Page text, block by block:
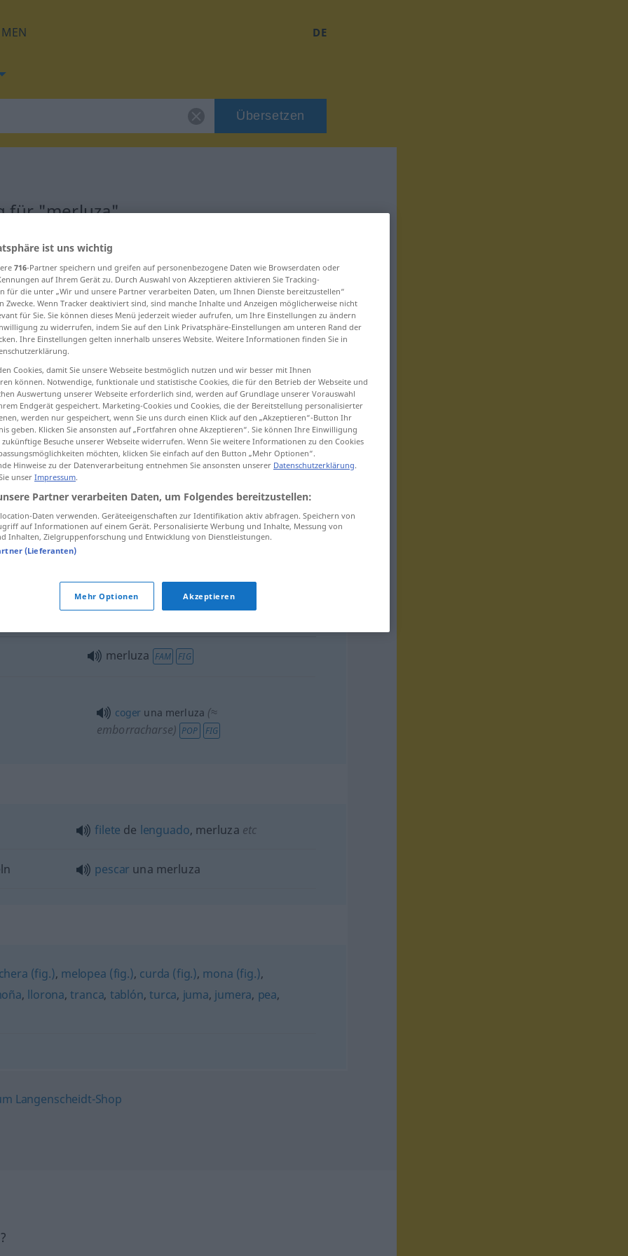
DE
Übersetzen
für "merluza"
merluza ZOOL
merluza a laromana
merluza ensalsa verde
merluza FAM FIG
coger una merluza (≈
emborracharse) POP FIG
filete de lenguado, merluza etc
pescar una merluza
(fig.), melopea (fig.), curda (fig.), mona (fig.),
, llorona,tranca, tablón,turca, juma, jumera, pea,
ist uns wichtig
716-Partner speichern und greifen auf personenbezogene Daten wie Browserdaten oder
auf Ihrem Gerät zu. Durch Auswahl von Akzeptieren aktivieren Sie Tracking-
für die unter „Wir und unsere Partner verarbeiten Daten, um Ihnen Dienste bereitzustellen“
Zwecke. Wenn Tracker deaktiviert sind, sind manche Inhalte und Anzeigen möglicherweise nicht
für Sie. Sie können dieses Menü jederzeit wieder aufrufen, um Ihre Einstellungen zu ändern
zu widerrufen, indem Sie auf den Link Privatsphäre-Einstellungen am unteren Rand der
Ihre Einstellungen gelten innerhalb unseres Website. Weitere Informationen finden Sie in
Cookies, damit Sie unsere Webseite bestmöglich nutzen und wir besser mit Ihnen
können. Notwendige, funktionale und statistische Cookies, die für den Betrieb der Webseite und
Auswertung unserer Webseite erforderlich sind, werden auf Grundlage unserer Vorauswahl
Endgerät gespeichert. Marketing-Cookies und Cookies, die der Bereitstellung personalisierter
werden nur gespeichert, wenn Sie uns durch einen Klick auf den „Akzeptieren“-Button Ihr
geben. Klicken Sie ansonsten auf „Fortfahren ohne Akzeptieren“. Sie können Ihre Einwilligung
Besuche unserer Webseite widerrufen. Wenn Sie weitere Informationen zu den Cookies
möchten, klicken Sie einfach auf den Button „Mehr Optionen“.
Hinweise zu der Datenverarbeitung entnehmen Sie ansonsten unserer Datenschutzerklärung.
unser Impressum.
Partner verarbeiten Daten, um Folgendes bereitzustellen:
Daten verwenden. Geräteeigenschaften zur Identifikation aktiv abfragen. Speichern von
auf Informationen auf einem Gerät. Personalisierte Werbung und Inhalte, Messung von
Inhalten, Zielgruppenforschung und Entwicklung von Dienstleistungen.
(Lieferanten)
Mehr Optionen Akzeptieren